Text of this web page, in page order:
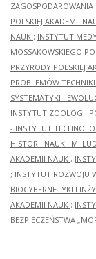
ZAGOSPODAROWANIA
POLSKIEJ AKADEMII
NAUK ; INSTYTUT
MOSSAKOWSKIEGO
PRZYRODY POLSKIEJ
PROBLEMÓW
SYSTEMATYKI I
INSTYTUT ZOOLOGII
- INSTYTUT
HISTORII NAUKI IM.
AKADEMII NAUK ;
; INSTYTUT ROZWOJU
BIOCYBERNETYKI I
AKADEMII NAUK ;
BEZPIECZEŃSTWA